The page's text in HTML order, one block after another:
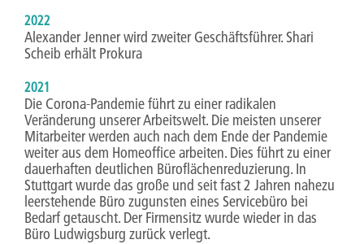
2022
Alexander Jenner wird zweiter Geschäftsführer. Shari
Scheib erhält Prokura
2021
Die Corona-Pandemie führt zu einer radikalen
Veränderung unserer Arbeitswelt. Die meisten unserer
Mitarbeiter werden auch nach dem Ende der Pandemie
weiter aus dem Homeoffice arbeiten. Dies führt zu einer
dauerhaften deutlichen Büroflächenreduzierung. In
Stuttgart wurde das große und seit fast 2 Jahren nahezu
leerstehende Büro zugunsten eines Servicebüro bei
Bedarf getauscht. Der Firmensitz wurde wieder in das
Büro Ludwigsburg zurück verlegt.